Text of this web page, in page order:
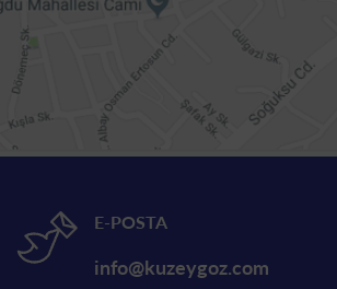
E-POSTA
info@kuzeygoz.com